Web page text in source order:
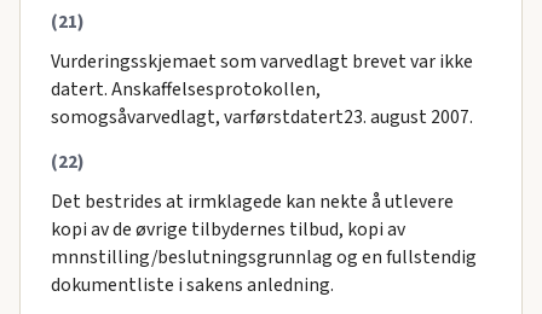
(21)
Vurderingsskjemaet som varvedlagt brevet var ikke
datert. Anskaffelsesprotokollen,
somogsåvarvedlagt, varførstdatert23. august 2007.
(22)
Det bestrides at irmklagede kan nekte å utlevere
kopi av de øvrige tilbydernes tilbud, kopi av
mnnstilling/beslutningsgrunnlag og en fullstendig
dokumentliste i sakens anledning.